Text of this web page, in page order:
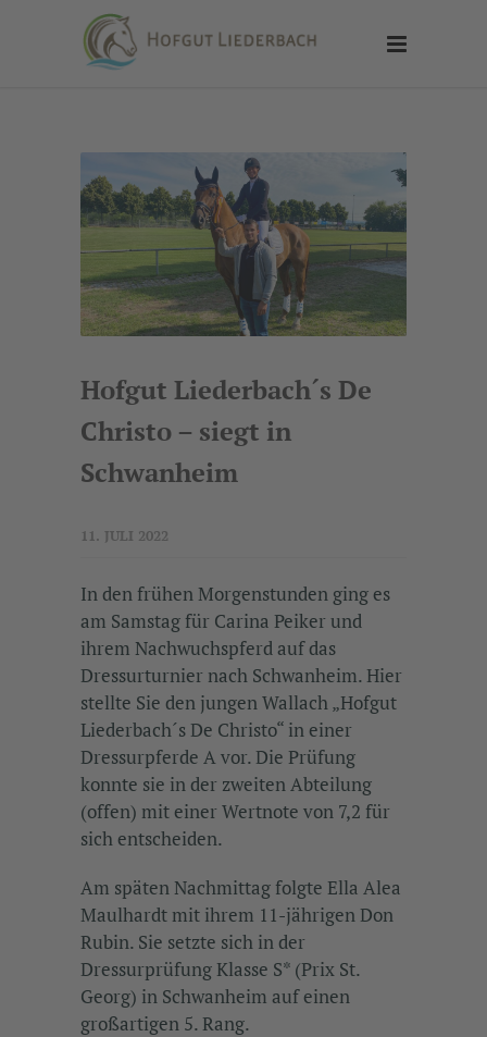
Hofgut Liederbach´s De
Christo – siegt in
Schwanheim
11. JULI 2022
In den frühen Morgenstunden ging es
am Samstag für Carina Peiker und
ihrem Nachwuchspferd auf das
Dressurturnier nach Schwanheim. Hier
stellte Sie den jungen Wallach „Hofgut
Liederbach´s De Christo“ in einer
Dressurpferde A vor. Die Prüfung
konnte sie in der zweiten Abteilung
(offen) mit einer Wertnote von 7,2 für
sich entscheiden.
Am späten Nachmittag folgte Ella Alea
Maulhardt mit ihrem 11-jährigen Don
Rubin. Sie setzte sich in der
Dressurprüfung Klasse S* (Prix St.
Georg) in Schwanheim auf einen
großartigen 5. Rang.